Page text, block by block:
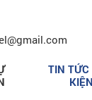
TIN
KIỆN